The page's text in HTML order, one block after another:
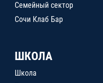
Семейный сектор
Сочи Клаб Бар
ШКОЛА
Школа